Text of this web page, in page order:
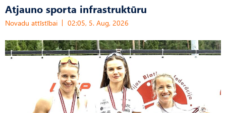
Atjauno sporta infrastruktūru
Novadu attīstībai 02:05, 5. Aug, 2026